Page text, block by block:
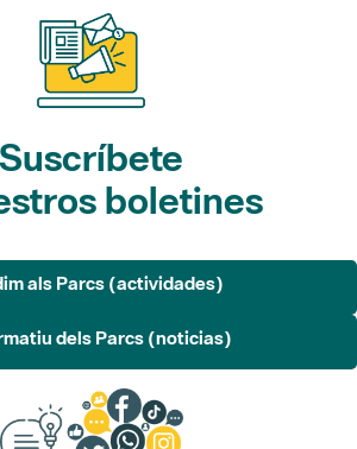
Suscríbete
boletines
als Parcs (actividades)
dels Parcs (noticias)